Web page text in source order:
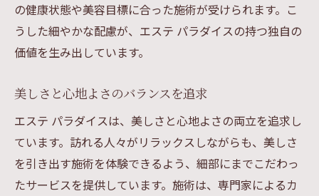
の健康状態や美容目標に合った施術が受けられます。こ
うした細やかな配慮が、エステ パラダイスの持つ独自の
価値を生み出しています。
美しさと心地よさのバランスを追求
エステ パラダイスは、美しさと心地よさの両立を追求し
ています。訪れる人々がリラックスしながらも、美しさ
を引き出す施術を体験できるよう、細部にまでこだわっ
たサービスを提供しています。施術は、専門家によるカ